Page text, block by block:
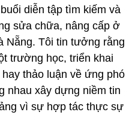
diễn tập tìm kiếm và
sửa chữa, nâng cấp ở
Nẵng. Tôi tin tưởng rằng
trường học, triển khai
thảo luận về ứng phó
nhau xây dựng niềm tin
vì sự hợp tác thực sự